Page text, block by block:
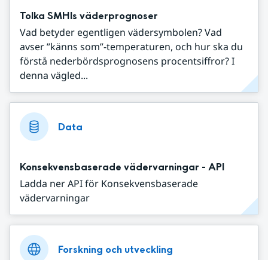
Tolka SMHIs väderprognoser
Vad betyder egentligen vädersymbolen? Vad
avser ”känns som”-temperaturen, och hur ska du
förstå nederbördsprognosens procentsiffror? I
denna vägled...
Data
Konsekvensbaserade vädervarningar - API
Ladda ner API för Konsekvensbaserade
vädervarningar
Forskning och utveckling